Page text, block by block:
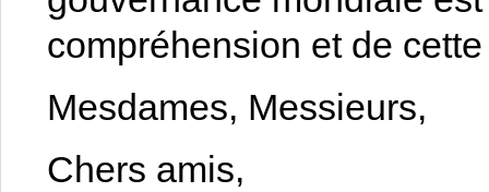
compréhension et de
Mesdames, Messieurs,
Chers amis,